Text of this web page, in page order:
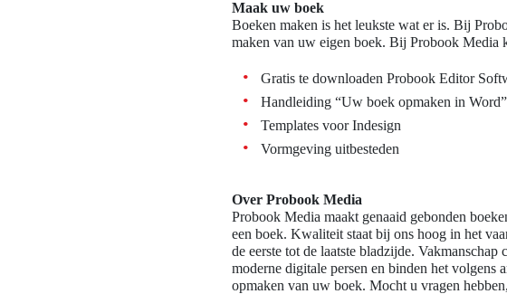
Maak uw boek
Boeken maken is het leukste wat er is. Bij
maken van uw eigen boek. Bij Probook Media
Gratis te downloaden Probook Editor
Handleiding “Uw boek opmaken in Word”
Templates voor Indesign
Vormgeving uitbesteden
Over Probook Media
Probook Media maakt genaaid gebonden
een boek. Kwaliteit staat bij ons hoog in het
de eerste tot de laatste bladzijde.
moderne digitale persen en binden het volgens
opmaken van uw boek. Mocht u vragen